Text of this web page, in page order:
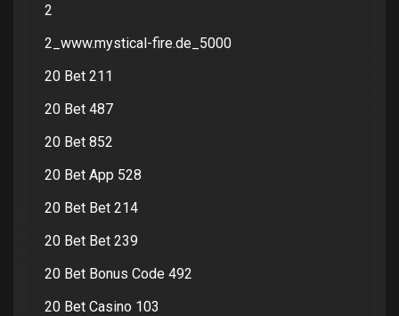
2
2_www.mystical-fire.de_5000
20 Bet 211
20 Bet 487
20 Bet 852
20 Bet App 528
20 Bet Bet 214
20 Bet Bet 239
20 Bet Bonus Code 492
20 Bet Casino 103